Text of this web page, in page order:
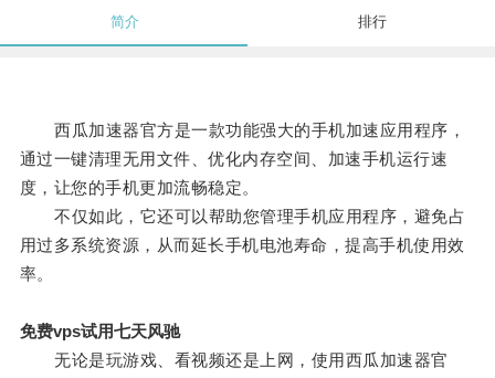
简介 排行
西瓜加速器官方是一款功能强大的手机加速应用程序，
通过一键清理无用文件、优化内存空间、加速手机运行速
度，让您的手机更加流畅稳定。
不仅如此，它还可以帮助您管理手机应用程序，避免占
用过多系统资源，从而延长手机电池寿命，提高手机使用效
率。
免费vps试用七天风驰
无论是玩游戏、看视频还是上网，使用西瓜加速器官